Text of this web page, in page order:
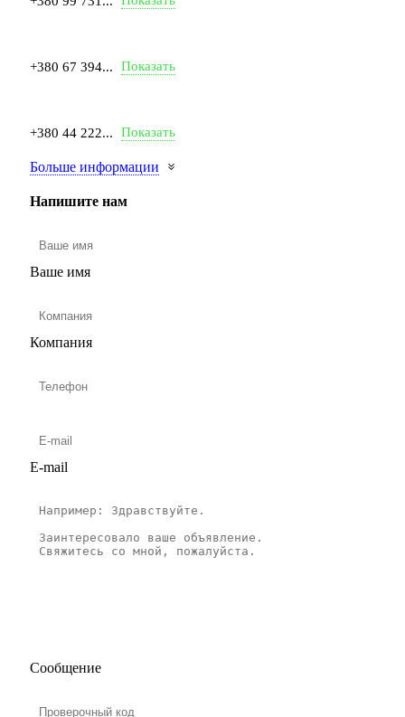
+380 67 394... Показать
+380 44 222... Показать
Больше информации
Напишите нам
Ваше имя
Компания
E-mail
Сообщение